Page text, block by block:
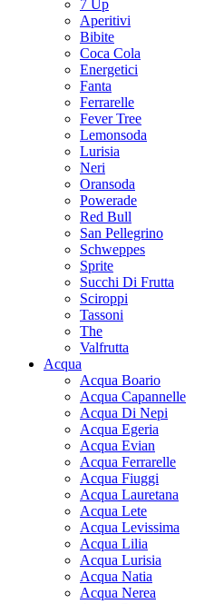
7 Up
Aperitivi
Bibite
Coca Cola
Energetici
Fanta
Ferrarelle
Fever Tree
Lemonsoda
Lurisia
Neri
Oransoda
Powerade
Red Bull
San Pellegrino
Schweppes
Sprite
Succhi Di Frutta
Sciroppi
Tassoni
The
Valfrutta
Acqua
Acqua Boario
Acqua Capannelle
Acqua Di Nepi
Acqua Egeria
Acqua Evian
Acqua Ferrarelle
Acqua Fiuggi
Acqua Lauretana
Acqua Lete
Acqua Levissima
Acqua Lilia
Acqua Lurisia
Acqua Natia
Acqua Nerea